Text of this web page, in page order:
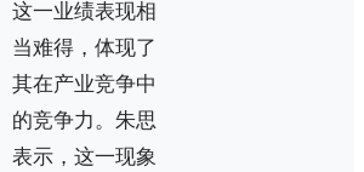
这一业绩表现相
当难得，体现了
其在产业竞争中
的竞争力。朱思
表示，这一现象